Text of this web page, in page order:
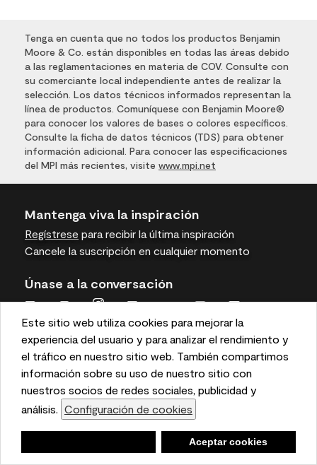
This website uses cookies to enhance user experience
and to analyze performance and traffic on our website.
We also share information about your use of our site
with our social media, advertising, and analytics
partners. Cookie Settings
Accept Cookies
Este sitio web utiliza cookies para mejorar la
experiencia del usuario y para analizar el rendimiento y
el tráfico en nuestro sitio web. También compartimos
información sobre su uso de nuestro sitio con
nuestros socios de redes sociales, publicidad y
análisis. Configuración de cookies
Aceptar cookies
Tenga en cuenta que no todos los productos Benjamin
Moore & Co. están disponibles en todas las áreas debido
a las reglamentaciones en materia de COV. Consulte con
su comerciante local independiente antes de realizar la
selección. Los datos técnicos informados representan la
línea de productos. Comuníquese con Benjamin Moore®
para conocer los valores de bases o colores específicos.
Consulte la ficha de datos técnicos (TDS) para obtener
información adicional. Para conocer las especificaciones
del MPI más recientes, visite www.mpi.net
Mantenga viva la inspiración
Regístrese para recibir la última inspiración
Cancele la suscripción en cualquier momento
Únase a la conversación
Benjamin Moore